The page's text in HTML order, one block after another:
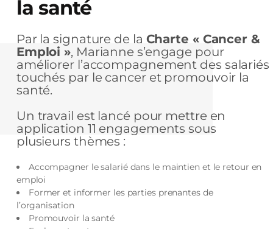
la santé
Par la signature de la Charte « Cancer &
Emploi », Marianne s’engage pour
améliorer l’accompagnement des salariés
touchés par le cancer et promouvoir la
santé.
Un travail est lancé pour mettre en
application 11 engagements sous
plusieurs thèmes :
Accompagner le salarié dans le maintien et le retour en
emploi
Former et informer les parties prenantes de
l’organisation
Promouvoir la santé